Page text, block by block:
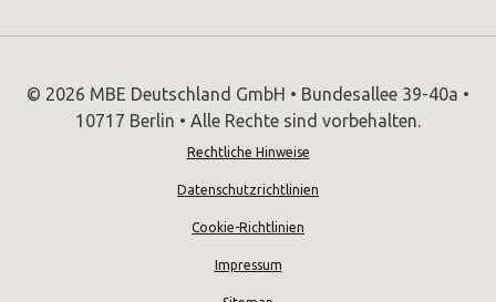
© 2026 MBE Deutschland GmbH • Bundesallee 39-40a •
10717 Berlin • Alle Rechte sind vorbehalten.
Rechtliche Hinweise
Datenschutzrichtlinien
Cookie-Richtlinien
Impressum